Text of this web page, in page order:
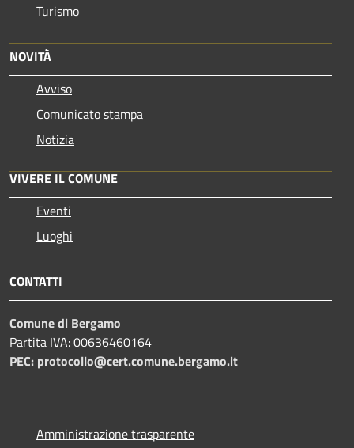
Turismo
NOVITÀ
Avviso
Comunicato stampa
Notizia
VIVERE IL COMUNE
Eventi
Luoghi
CONTATTI
Comune di Bergamo
Partita IVA: 00636460164
PEC: protocollo@cert.comune.bergamo.it
Amministrazione trasparente